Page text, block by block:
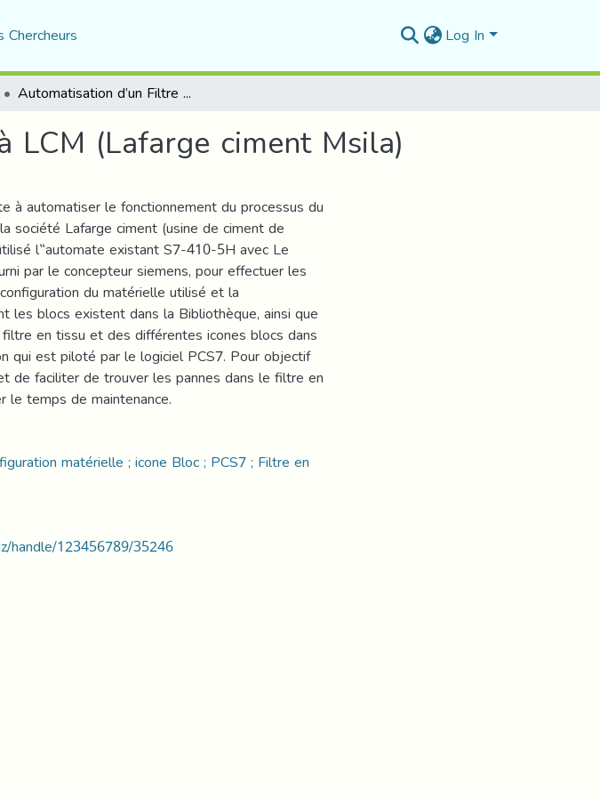
Log In
Automatisation d’un Filtre en tissu à LCM (Lafarge ciment Msila)
(Lafarge ciment Msila)
à automatiser le fonctionnement du processus du
société Lafarge ciment (usine de ciment de
l‟automate existant S7-410-5H avec Le
par le concepteur siemens, pour effectuer les
du matérielle utilisé et la
les blocs existent dans la Bibliothèque, ainsi que
en tissu et des différentes icones blocs dans
qui est piloté par le logiciel PCS7. Pour objectif
de faciliter de trouver les pannes dans le filtre en
le temps de maintenance.
matérielle ; icone Bloc ; PCS7 ; Filtre en
handle/123456789/35246